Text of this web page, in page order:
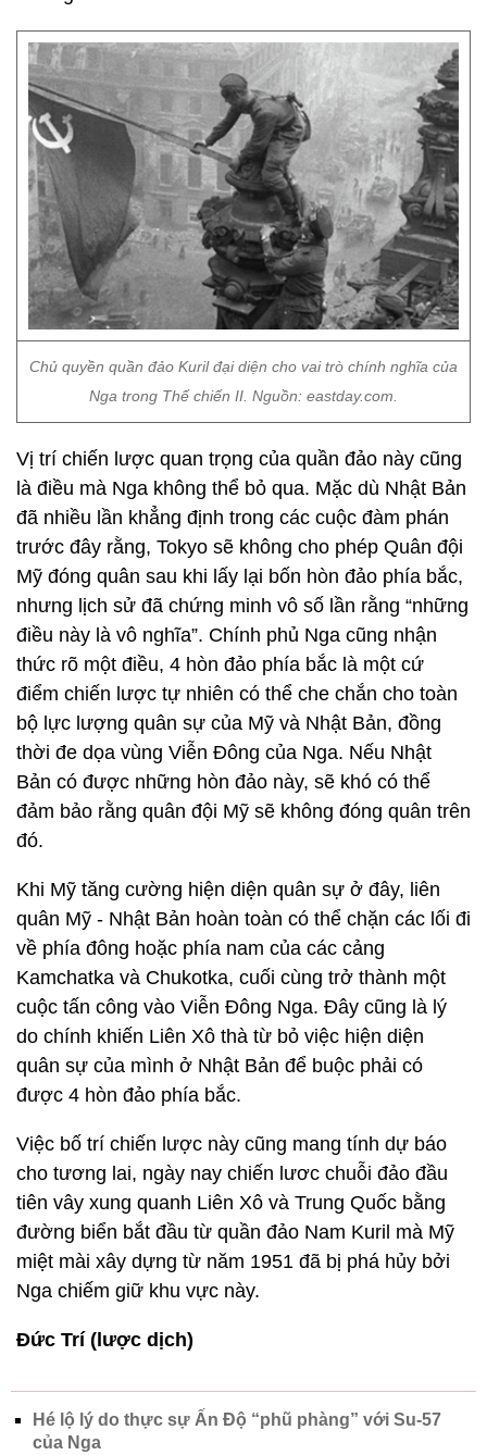
Chủ quyền quần đảo Kuril đại diện cho vai trò chính nghĩa của
Nga trong Thế chiến II. Nguồn: eastday.com.
Vị trí chiến lược quan trọng của quần đảo này cũng
là điều mà Nga không thể bỏ qua. Mặc dù Nhật Bản
đã nhiều lần khẳng định trong các cuộc đàm phán
trước đây rằng, Tokyo sẽ không cho phép Quân đội
Mỹ đóng quân sau khi lấy lại bốn hòn đảo phía bắc,
nhưng lịch sử đã chứng minh vô số lần rằng “những
điều này là vô nghĩa”. Chính phủ Nga cũng nhận
thức rõ một điều, 4 hòn đảo phía bắc là một cứ
điểm chiến lược tự nhiên có thể che chắn cho toàn
bộ lực lượng quân sự của Mỹ và Nhật Bản, đồng
thời đe dọa vùng Viễn Đông của Nga. Nếu Nhật
Bản có được những hòn đảo này, sẽ khó có thể
đảm bảo rằng quân đội Mỹ sẽ không đóng quân trên
đó.
Khi Mỹ tăng cường hiện diện quân sự ở đây, liên
quân Mỹ - Nhật Bản hoàn toàn có thể chặn các lối đi
về phía đông hoặc phía nam của các cảng
Kamchatka và Chukotka, cuối cùng trở thành một
cuộc tấn công vào Viễn Đông Nga. Đây cũng là lý
do chính khiến Liên Xô thà từ bỏ việc hiện diện
quân sự của mình ở Nhật Bản để buộc phải có
được 4 hòn đảo phía bắc.
Việc bố trí chiến lược này cũng mang tính dự báo
cho tương lai, ngày nay chiến lươc chuỗi đảo đầu
tiên vây xung quanh Liên Xô và Trung Quốc bằng
đường biển bắt đầu từ quần đảo Nam Kuril mà Mỹ
miệt mài xây dựng từ năm 1951 đã bị phá hủy bởi
Nga chiếm giữ khu vực này.
Đức Trí (lược dịch)
Hé lộ lý do thực sự Ấn Độ “phũ phàng” với Su-57
của Nga